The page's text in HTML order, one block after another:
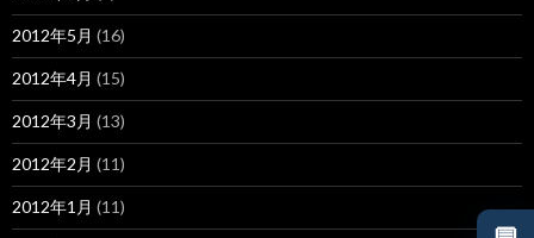
2012年5月 (16)
2012年4月 (15)
2012年3月 (13)
2012年2月 (11)
2012年1月 (11)